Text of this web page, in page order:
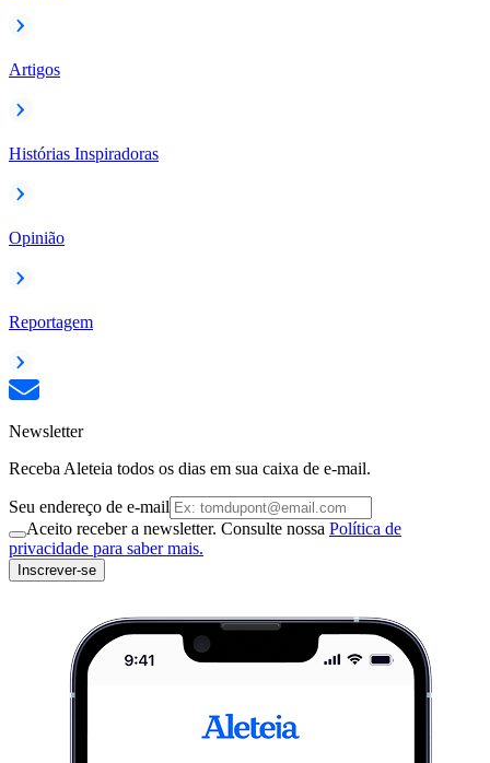
Artigos
Histórias Inspiradoras
Opinião
Reportagem
Newsletter
Receba Aleteia todos os dias em sua caixa de e-mail.
Seu endereço de e-mail
Aceito receber a newsletter. Consulte nossa Política de
privacidade para saber mais.
Inscrever-se